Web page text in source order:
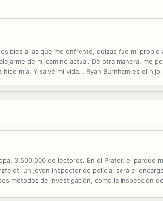
a las que me enfrenté, quizás fue mi
de mi camino actual. De otra manera, me
mía. Y salvé mi vida... Ryan Burnham es el
3.500.000 de lectores. En el Prater, el parque
un joven inspector de policía, será el
métodos de investigación, como la inspección